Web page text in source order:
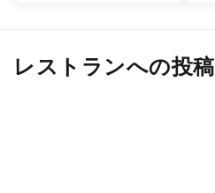
レストランへの投稿